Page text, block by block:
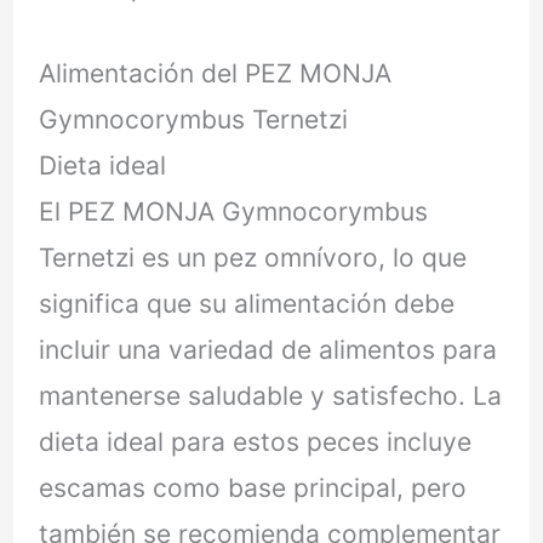
Alimentación del PEZ MONJA
Gymnocorymbus Ternetzi
Dieta ideal
El PEZ MONJA Gymnocorymbus
Ternetzi es un pez omnívoro, lo que
significa que su alimentación debe
incluir una variedad de alimentos para
mantenerse saludable y satisfecho. La
dieta ideal para estos peces incluye
escamas como base principal, pero
también se recomienda complementar